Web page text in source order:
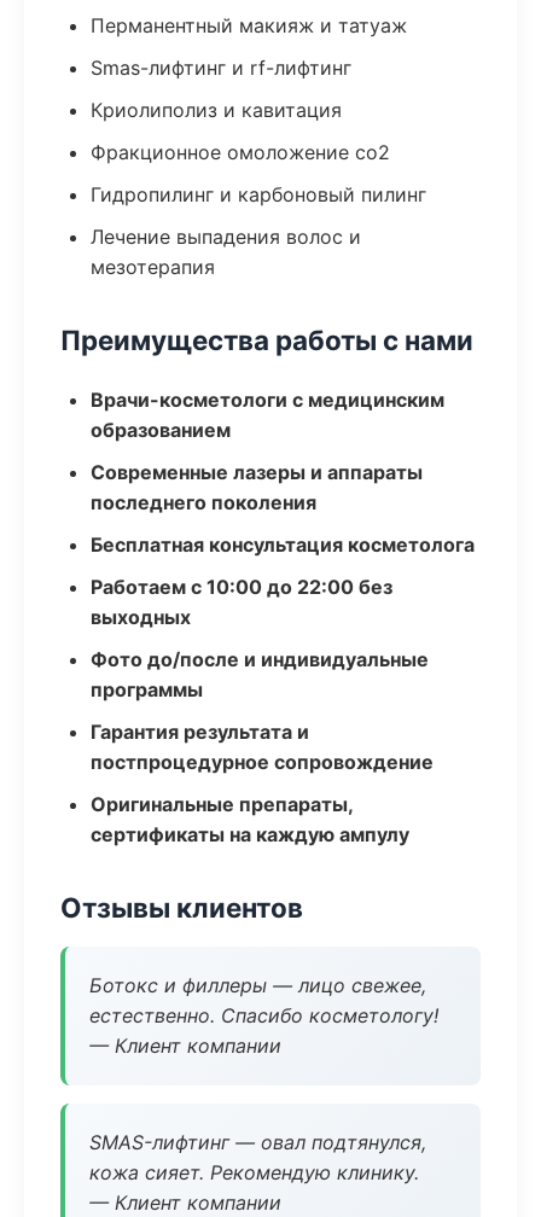
Перманентный макияж и татуаж
Smas-лифтинг и rf-лифтинг
Криолиполиз и кавитация
Фракционное омоложение co2
Гидропилинг и карбоновый пилинг
Лечение выпадения волос и
мезотерапия
Преимущества работы с нами
Врачи-косметологи с медицинским
образованием
Современные лазеры и аппараты
последнего поколения
Бесплатная консультация косметолога
Работаем с 10:00 до 22:00 без
выходных
Фото до/после и индивидуальные
программы
Гарантия результата и
постпроцедурное сопровождение
Оригинальные препараты,
сертификаты на каждую ампулу
Отзывы клиентов
Ботокс и филлеры — лицо свежее,
естественно. Спасибо косметологу!
— Клиент компании
SMAS-лифтинг — овал подтянулся,
кожа сияет. Рекомендую клинику.
— Клиент компании